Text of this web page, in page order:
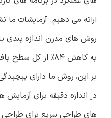
ارائه می دهیم. آزمایشات ما
روش های مدرن اندازه بندی
بر این، روش ما دارای
در اندازه دقیقه برای